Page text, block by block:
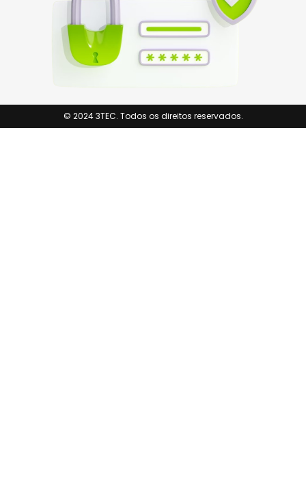
© 2024 3TEC. Todos os direitos reservados.